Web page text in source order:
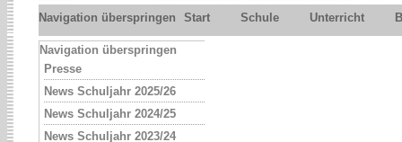
Navigation überspringen Start Schule Unterricht
Navigation überspringen
Presse
News Schuljahr 2025/26
News Schuljahr 2024/25
News Schuljahr 2023/24